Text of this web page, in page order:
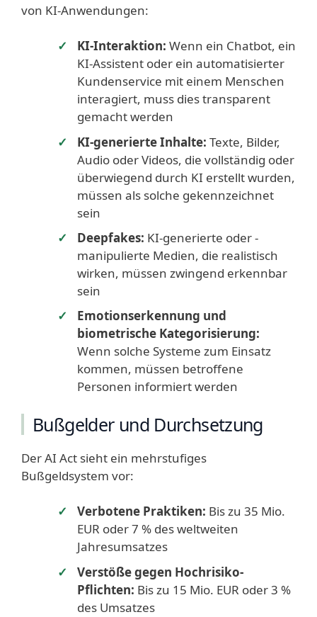
von KI-Anwendungen:
KI-Interaktion: Wenn ein Chatbot, ein
KI-Assistent oder ein automatisierter
Kundenservice mit einem Menschen
interagiert, muss dies transparent
gemacht werden
KI-generierte Inhalte: Texte, Bilder,
Audio oder Videos, die vollständig oder
überwiegend durch KI erstellt wurden,
müssen als solche gekennzeichnet
sein
Deepfakes: KI-generierte oder -
manipulierte Medien, die realistisch
wirken, müssen zwingend erkennbar
sein
Emotionserkennung und
biometrische Kategorisierung:
Wenn solche Systeme zum Einsatz
kommen, müssen betroffene
Personen informiert werden
Bußgelder und Durchsetzung
Der AI Act sieht ein mehrstufiges
Bußgeldsystem vor:
Verbotene Praktiken: Bis zu 35 Mio.
EUR oder 7 % des weltweiten
Jahresumsatzes
Verstöße gegen Hochrisiko-
Pflichten: Bis zu 15 Mio. EUR oder 3 %
des Umsatzes